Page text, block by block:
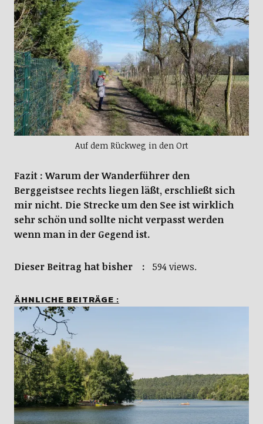
Auf dem Rückweg in den Ort
Fazit : Warum der Wanderführer den
Berggeistsee rechts liegen läßt, erschließt sich
mir nicht. Die Strecke um den See ist wirklich
sehr schön und sollte nicht verpasst werden
wenn man in der Gegend ist.
Dieser Beitrag hat bisher : 594 views.
ÄHNLICHE BEITRÄGE :